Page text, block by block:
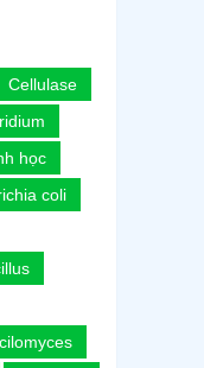
Cellulase
học
coli